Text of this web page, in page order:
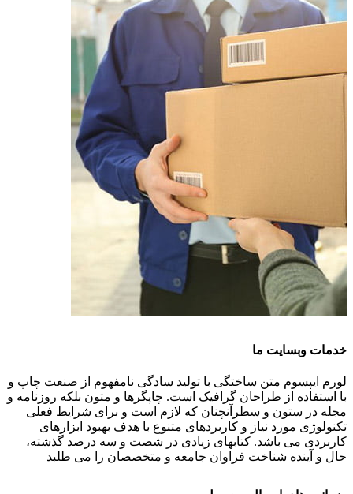
خدمات وبسایت ما
لورم ایپسوم متن ساختگی با تولید سادگی نامفهوم از صنعت چاپ و
با استفاده از طراحان گرافیک است. چاپگرها و متون بلکه روزنامه و
مجله در ستون و سطرآنچنان که لازم است و برای شرایط فعلی
تکنولوژی مورد نیاز و کاربردهای متنوع با هدف بهبود ابزارهای
کاربردی می باشد. کتابهای زیادی در شصت و سه درصد گذشته،
حال و آینده شناخت فراوان جامعه و متخصصان را می طلبد